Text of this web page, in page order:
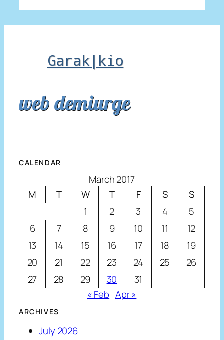
Garak|kio
web demiurge
CALENDAR
March 2017
M
T W T F S
S
1
2 3 4
5
6
7 8 9 10 11
12
13
14 15 16 17 18
19
20
21 22 23 24 25
26
27
28 29 30
31
« Feb Apr »
ARCHIVES
July 2026